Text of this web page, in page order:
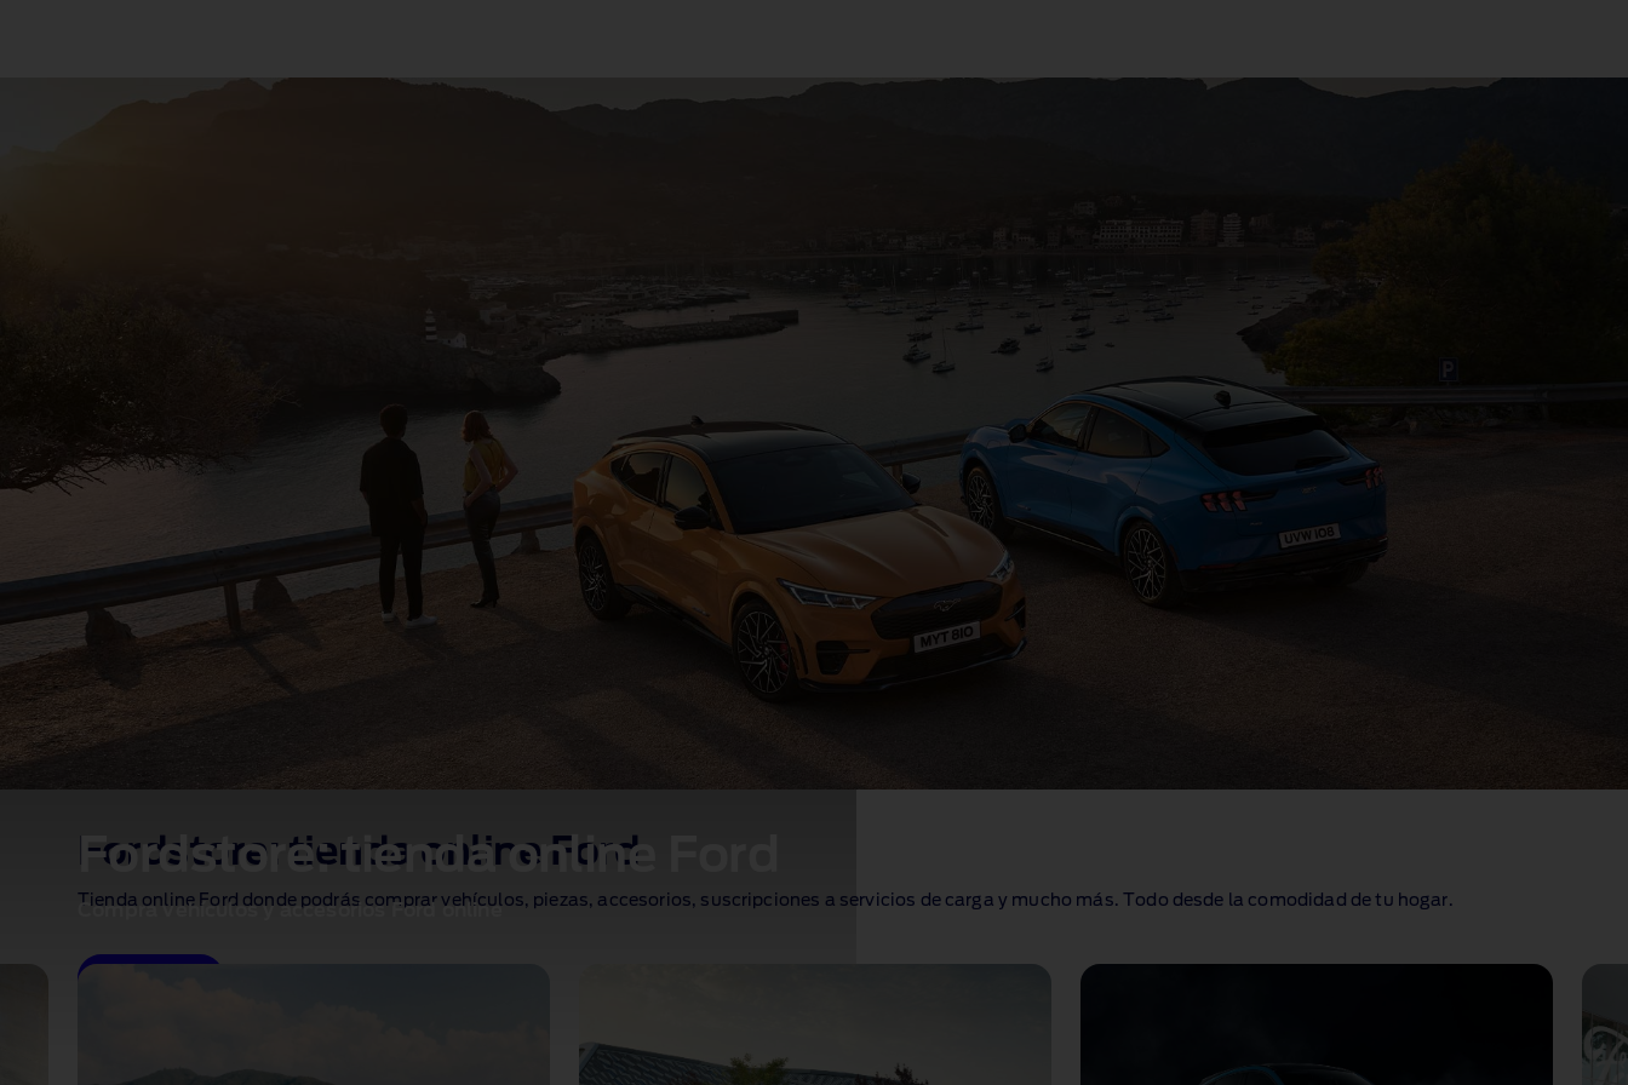
Fordstore: tienda online Ford
Compra vehículos y accesorios Ford online
Fordstore: tienda online Ford
Tienda online Ford donde podrás comprar vehículos, piezas, accesorios, suscripciones a servicios de carga y mucho más. Todo desde la comodidad de tu hogar.